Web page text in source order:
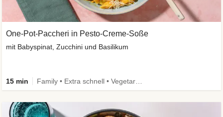
One-Pot-Paccheri in Pesto-Creme-Soße
mit Babyspinat, Zucchini und Basilikum
15 min